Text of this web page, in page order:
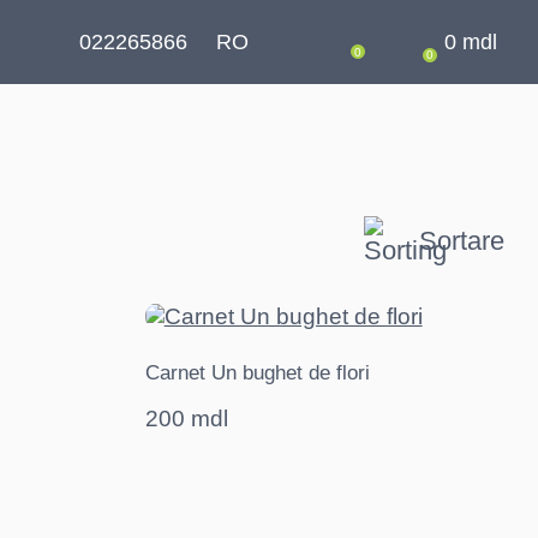
022265866 RO 0 0
0 mdl
Sortare
Carnet Un bughet de flori
200 mdl